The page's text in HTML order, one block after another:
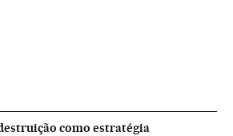
como estratégia